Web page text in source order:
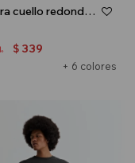
Remera cuello redondo ICONIC 150 - Gris
+ 6 colores
$ 339